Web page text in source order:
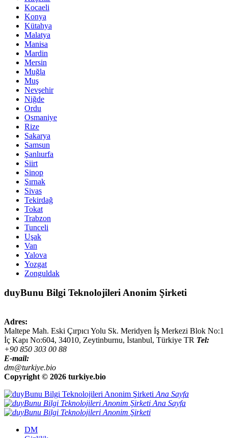
Kocaeli
Konya
Kütahya
Malatya
Manisa
Mardin
Mersin
Muğla
Muş
Nevşehir
Niğde
Ordu
Osmaniye
Rize
Sakarya
Samsun
Şanlıurfa
Siirt
Sinop
Şırnak
Sivas
Tekirdağ
Tokat
Trabzon
Tunceli
Uşak
Van
Yalova
Yozgat
Zonguldak
duyBunu Bilgi Teknolojileri Anonim Şirketi
Adres:
Maltepe Mah. Eski Çırpıcı Yolu Sk. Meridyen İş Merkezi Blok No:1
İç Kapı No:604, 34010, Zeytinburnu, İstanbul, Türkiye TR Tel:
+90 850 303 00 88
E-mail:
dm@turkiye.bio
Copyright © 2026 turkiye.bio
Ana Sayfa
Ana Sayfa
DM